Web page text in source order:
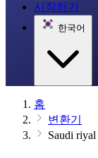
시작하기
한국어
홈
변환기
Saudi